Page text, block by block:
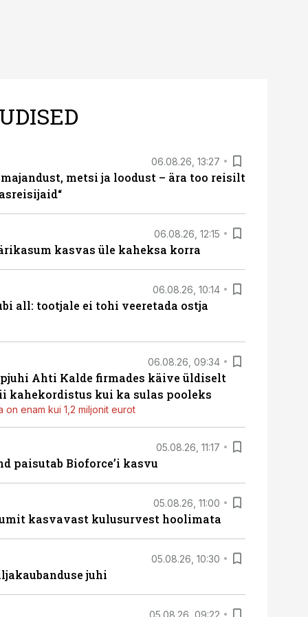
06.08.26, 13:27
metsi ja loodust – ära too reisilt
06.08.26, 12:15
kasvas üle kaheksa korra
06.08.26, 10:14
all: tootjale ei tohi veeretada ostja
06.08.26, 09:34
Ahti Kalde firmades käive üldiselt
kahekordistus kui ka sulas pooleks
on enam kui 1,2 miljonit eurot
05.08.26, 11:17
paisutab Bioforce’i kasvu
05.08.26, 11:00
kasvavast kulusurvest hoolimata
05.08.26, 10:30
juhi
05.08.26, 09:22